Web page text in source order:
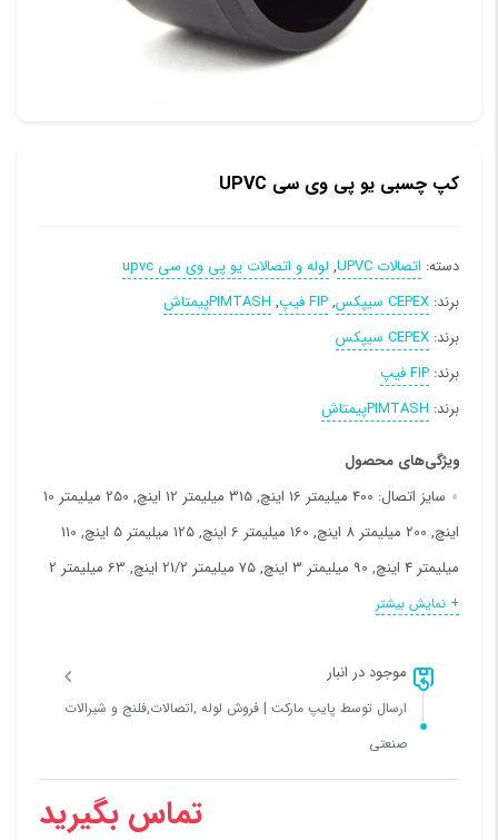
کپ چسبی یو پی وی سی UPVC
دسته: اتصالات UPVC , لوله و اتصالات یو پی وی سی upvc
برند: CEPEX سیپکس ,FIP فیپ , PIMTASHپیمتاش
برند: CEPEX سیپکس
برند: FIP فیپ
برند: PIMTASHپیمتاش
ویژگی‌های محصول
سایز اتصال:
400 میلیمتر 16 اینچ, 315 میلیمتر 12 اینچ, 250 میلیمتر 10
اینچ, 200 میلیمتر 8 اینچ, 160 میلیمتر 6 اینچ, 125 میلیمتر 5 اینچ, 110
میلیمتر 4 اینچ, 90 میلیمتر 3 اینچ, 75 میلیمتر 21/2 اینچ, 63 میلیمتر 2
فشار کاری:10 بار (اتمسفر), 16 بار (اتمسفر)
+ نمایش بیشتر
موجود در انبار
ارسال توسط پایپ مارکت | فروش لوله ,اتصالات,فلنج و شیرالات
صنعتی
تماس بگیرید